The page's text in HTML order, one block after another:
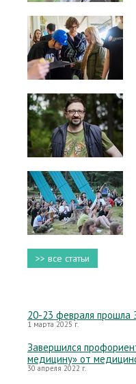
>> все статьи
20-23 февраля прошла
1 марта 2025 г.
Завершился
медицину» от
30 апреля 2022 г.